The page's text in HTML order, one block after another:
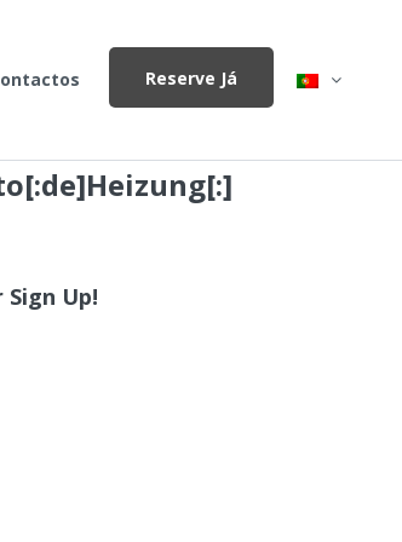
Reserve Já
Up!